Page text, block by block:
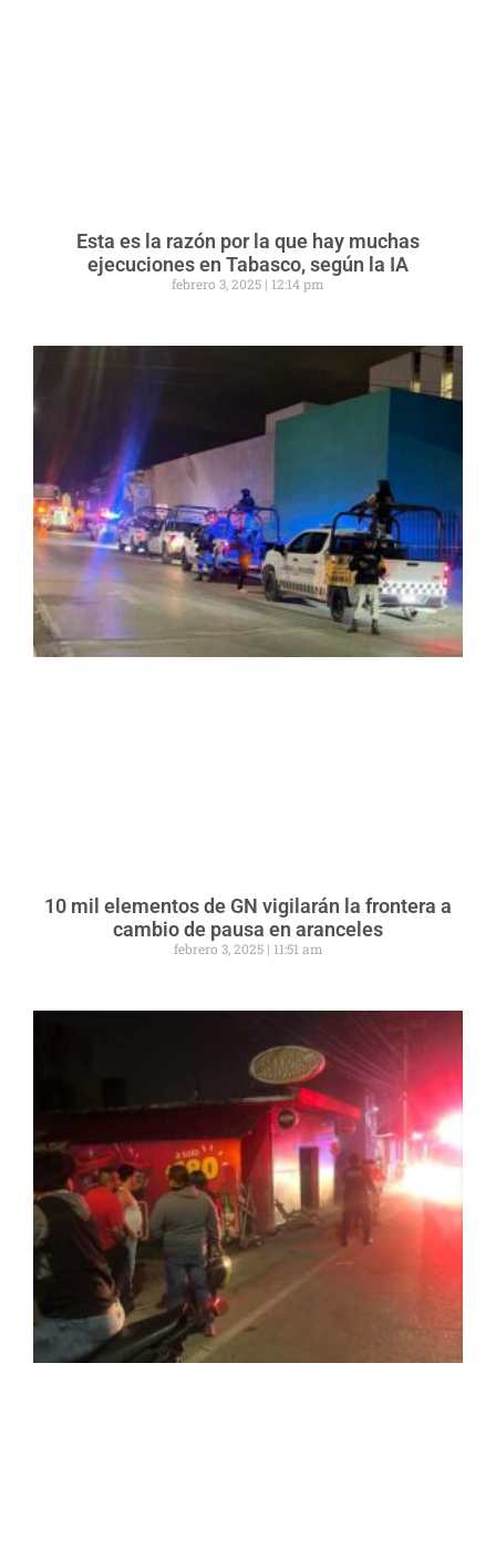
Esta es la razón por la que hay muchas
ejecuciones en Tabasco, según la IA
febrero 3, 2025 12:14 pm
10 mil elementos de GN vigilarán la frontera a
cambio de pausa en aranceles
febrero 3, 2025 11:51 am